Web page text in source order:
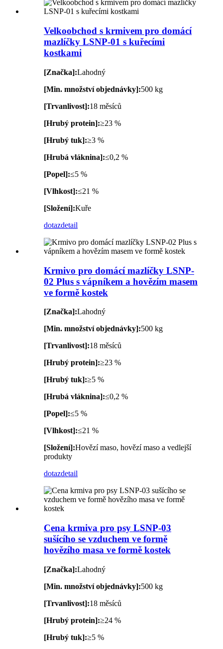
Velkoobchod s krmivem pro domácí
mazlíčky LSNP-01 s kuřecími
kostkami
[Značka]:Lahodný
[Min. množství objednávky]:500 kg
[Trvanlivost]:18 měsíců
[Hrubý protein]:≥23 %
[Hrubý tuk]:≥3 %
[Hrubá vláknina]:≤0,2 %
[Popel]:≤5 %
[Vlhkost]:≤21 %
[Složení]:Kuře
dotazdetail
Krmivo pro domácí mazlíčky LSNP-
02 Plus s vápníkem a hovězím masem
ve formě kostek
[Značka]:Lahodný
[Min. množství objednávky]:500 kg
[Trvanlivost]:18 měsíců
[Hrubý protein]:≥23 %
[Hrubý tuk]:≥5 %
[Hrubá vláknina]:≤0,2 %
[Popel]:≤5 %
[Vlhkost]:≤21 %
[Složení]:Hovězí maso, hovězí maso a vedlejší
produkty
dotazdetail
Cena krmiva pro psy LSNP-03
sušícího se vzduchem ve formě
hovězího masa ve formě kostek
[Značka]:Lahodný
[Min. množství objednávky]:500 kg
[Trvanlivost]:18 měsíců
[Hrubý protein]:≥24 %
[Hrubý tuk]:≥5 %